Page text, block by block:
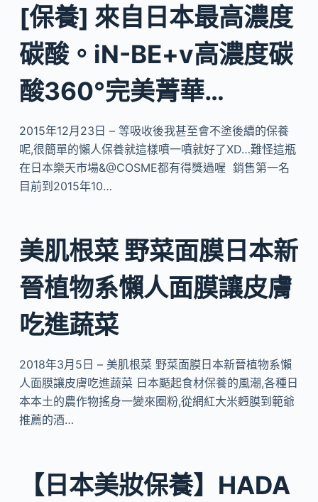
[保養] 來自日本最高濃度
碳酸。iN-BE+v高濃度碳
酸360°完美菁華…
2015年12月23日 – 等吸收後我甚至會不塗後續的保養
呢,很簡單的懶人保養就這樣噴一噴就好了XD…難怪這瓶
在日本樂天市場&@COSME都有得獎過喔 銷售第一名
目前到2015年10…
美肌根菜 野菜面膜日本新
晉植物系懶人面膜讓皮膚
吃進蔬菜
2018年3月5日 – 美肌根菜 野菜面膜日本新晉植物系懶
人面膜讓皮膚吃進蔬菜 日本颳起食材保養的風潮,各種日
本本土的農作物搖身一變來圈粉,從網紅大米麪膜到範爺
推薦的酒…
【日本美妝保養】HADA